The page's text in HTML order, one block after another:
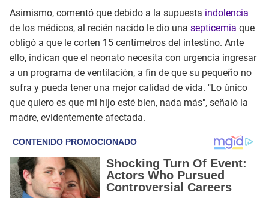
Asimismo, comentó que debido a la supuesta indolencia
de los médicos, al recién nacido le dio una septicemia que
obligó a que le corten 15 centímetros del intestino. Ante
ello, indican que el neonato necesita con urgencia ingresar
a un programa de ventilación, a fin de que su pequeño no
sufra y pueda tener una mejor calidad de vida. "Lo único
que quiero es que mi hijo esté bien, nada más", señaló la
madre, evidentemente afectada.